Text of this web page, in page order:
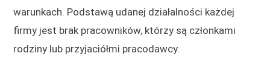
warunkach. Podstawą udanej działalności każdej
firmy jest brak pracowników, którzy są członkami
rodziny lub przyjaciółmi pracodawcy.